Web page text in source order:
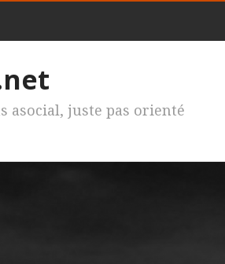
asocial, juste pas orienté